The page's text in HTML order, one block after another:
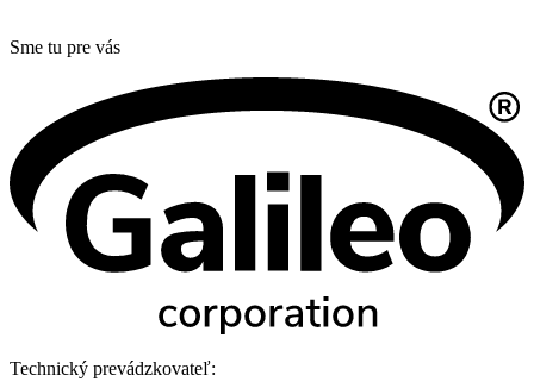
Sme tu pre vás
Technický prevádzkovateľ: